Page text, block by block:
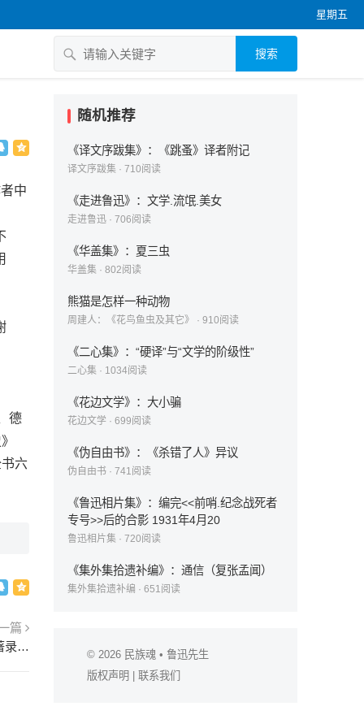
星期五
搜索
中
德
六
篇
《中国小说史略》：第一篇 史家对于小说之著录及论述
随机推荐
《译文序跋集》：《跳蚤》译者附记
译文序跋集 · 710阅读
《走进鲁迅》：文学.流氓.美女
走进鲁迅 · 706阅读
《华盖集》：夏三虫
华盖集 · 802阅读
熊猫是怎样一种动物
周建人：《花鸟鱼虫及其它》 · 910阅读
《二心集》：“硬译”与“文学的阶级性”
二心集 · 1034阅读
《花边文学》：大小骗
花边文学 · 699阅读
《伪自由书》：《杀错了人》异议
伪自由书 · 741阅读
《鲁迅相片集》：编完<<前哨.纪念战死者
专号>>后的合影 1931年4月20
鲁迅相片集 · 720阅读
《集外集拾遗补编》：通信（复张孟闻）
集外集拾遗补编 · 651阅读
© 2026 民族魂 • 鲁迅先生
版权声明
联系我们